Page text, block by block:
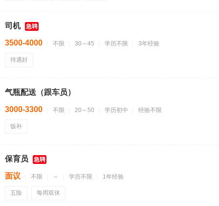
司机 急聘
3500-4000 不限 30～45 学历不限 3年经验
待遇好
气瓶配送（跟车员）
3000-3300 不限 20～50 学历初中 经验不限
饭补
保育员 急聘
面议 不限 ～ 学历不限 1年经验
五险 每周双休